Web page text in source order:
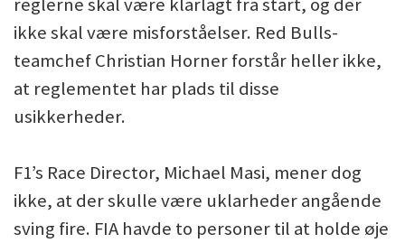
ikke skal være misforståelser. Red Bulls-
teamchef Christian Horner forstår heller ikke,
at reglementet har plads til disse
usikkerheder.
F1’s Race Director, Michael Masi, mener dog
ikke, at der skulle være uklarheder angående
sving fire. FIA havde to personer til at holde øje